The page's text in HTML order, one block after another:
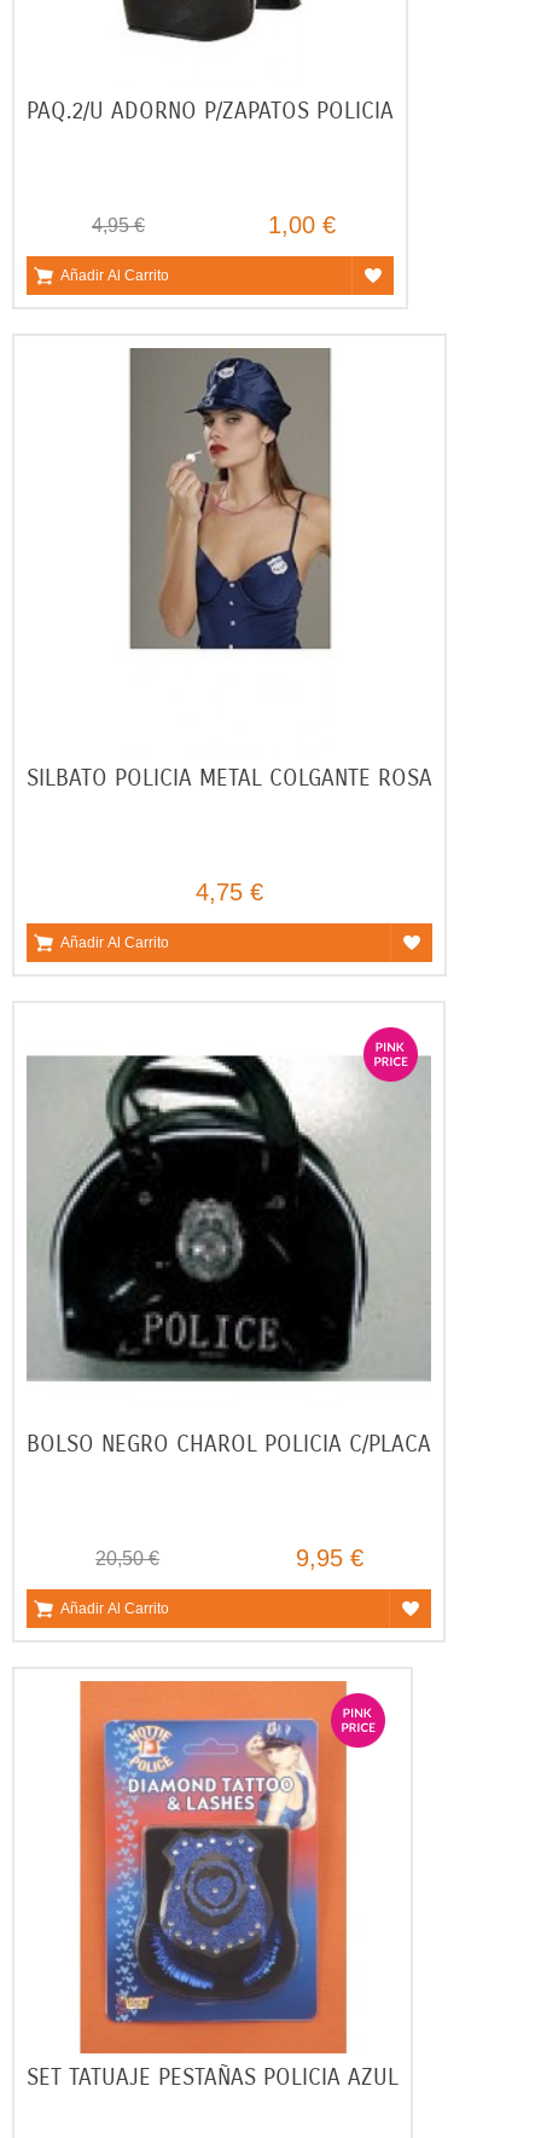
PAQ.2/U ADORNO P/ZAPATOS POLICIA
4,95 € 1,00 €
Añadir Al Carrito
SILBATO POLICIA METAL COLGANTE ROSA
4,75 €
Añadir Al Carrito
BOLSO NEGRO CHAROL POLICIA C/PLACA
20,50 € 9,95 €
Añadir Al Carrito
SET TATUAJE PESTAÑAS POLICIA AZUL